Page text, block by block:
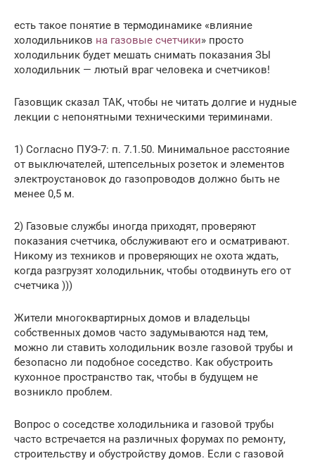
есть такое понятие в термодинамике «влияние
холодильников на газовые счетчики» просто
холодильник будет мешать снимать показания ЗЫ
холодильник — лютый враг человека и счетчиков!
Газовщик сказал ТАК, чтобы не читать долгие и нудные
лекции с непонятными техническими териминами.
1) Согласно ПУЭ-7: п. 7.1.50. Минимальное расстояние
от выключателей, штепсельных розеток и элементов
электроустановок до газопроводов должно быть не
менее 0,5 м.
2) Газовые службы иногда приходят, проверяют
показания счетчика, обслуживают его и осматривают.
Никому из техников и проверяющих не охота ждать,
когда разгрузят холодильник, чтобы отодвинуть его от
счетчика )))
Жители многоквартирных домов и владельцы
собственных домов часто задумываются над тем,
можно ли ставить холодильник возле газовой трубы и
безопасно ли подобное соседство. Как обустроить
кухонное пространство так, чтобы в будущем не
возникло проблем.
Вопрос о соседстве холодильника и газовой трубы
часто встречается на различных форумах по ремонту,
строительству и обустройству домов. Если с газовой